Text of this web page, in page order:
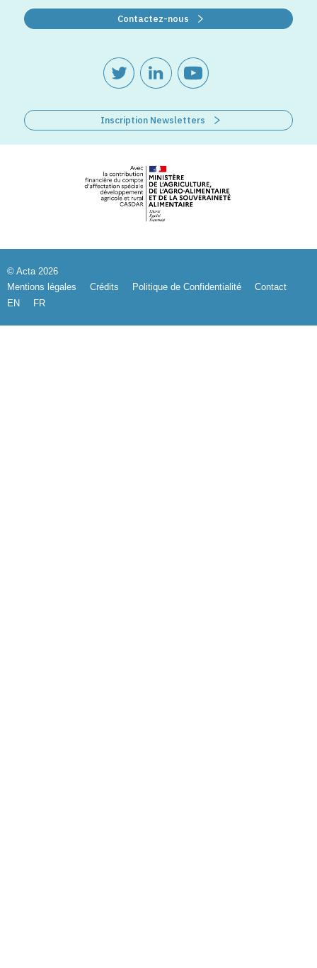
Contactez-nous
Inscription Newsletters
© Acta 2026
Mentions légales
Crédits Politique de Confidentialité
Contact
EN
FR